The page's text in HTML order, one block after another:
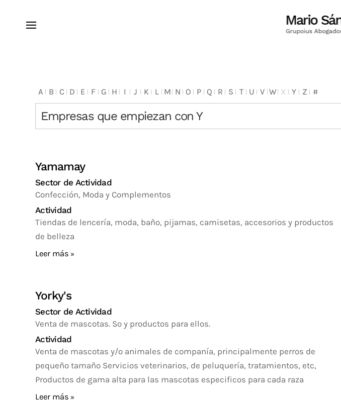
A B C D E F G H I J K L M N O P Q R S T U V W X Y Z #
Empresas que empiezan con Y
Yamamay
Sector de Actividad
Confección, Moda y Complementos
Actividad
Tiendas de lencería, moda, baño, pijamas, camisetas, accesorios y productos
de belleza
Leer más
Yorky's
Sector de Actividad
Venta de mascotas. Sº y productos para ellos.
Actividad
Venta de mascotas y/o animales de companía, principalmente perros de
pequeño tamaño Servicios veterinarios, de peluquería, tratamientos, etc,
Productos de gama alta para las mascotas especificos para cada raza
Leer más